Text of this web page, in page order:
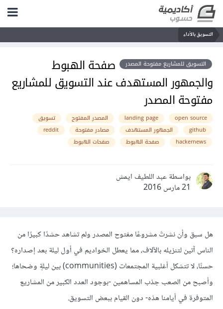
التسويق بالأداء
التسويق للمشاريع مفتوحة المصدر
صفحة الهبوط
والجمهور المستهدف عند التسويق للمشاريع
مفتوحة المصدر
open source
landing page المصدر المفتوح
تسويق
github
الجمهور المستهدف مصادر مفتوحة
reddit
hackernews
صفحة الهبوط صفحات الهبوط
بواسطة عبد اللطيف ايمش
21 مارس 2016
هل سبق وأن نشرتَ مشروعًا مفتوح المصدر ولم تشاهد حشدًا كبيرًا من
الناس آتين لتنزيله بالآلاف، مما يعطل الخواديم في أول ليلة بعد إصداره؟
حسنًا، لا تتشكل أغلبية المجتمعات (communities) بين ليلةٍ وضحاها؛
وأصبح من الصعب جذب المساهمين -بوجود العدد الكبير من المشاريع
المتوفرة في أيامنا هذه- دون القيام ببعض التسويق.